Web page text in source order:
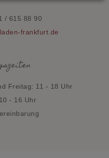
/ 615 88 90
frankfurt.de
Freitag: 11 - 18 Uhr
- 16 Uhr